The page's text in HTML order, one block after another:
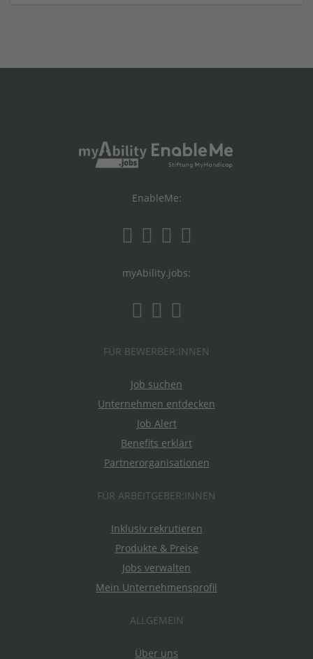
EnableMe:
myAbility.jobs:
FÜR BEWERBER:INNEN
Job suchen
Unternehmen entdecken
Job Alert
Benefits erklärt
Partnerorganisationen
FÜR ARBEITGEBER:INNEN
Inklusiv rekrutieren
Produkte & Preise
Jobs verwalten
Mein Unternehmensprofil
ALLGEMEIN
Über uns